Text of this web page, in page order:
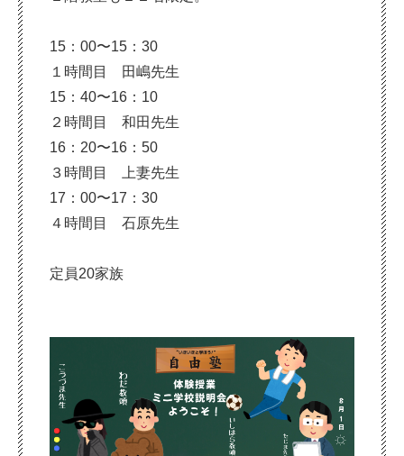
15：00〜15：30
１時間目 田嶋先生
15：40〜16：10
２時間目 和田先生
16：20〜16：50
３時間目 上妻先生
17：00〜17：30
４時間目 石原先生
定員20家族